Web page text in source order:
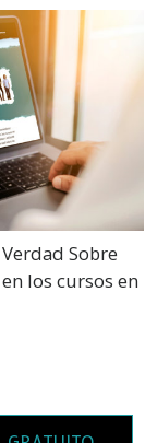
Sobre
los cursos en